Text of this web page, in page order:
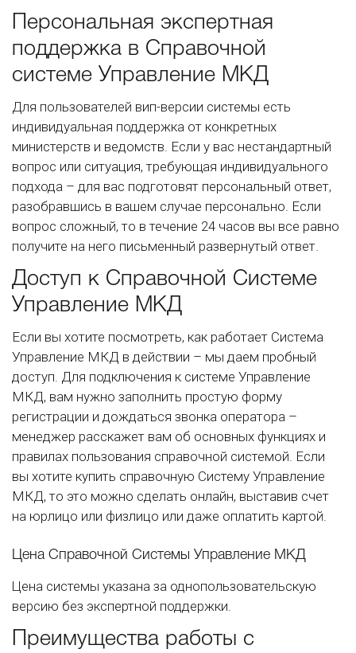
Персональная экспертная
поддержка в Справочной
системе Управление МКД
Для пользователей вип-версии системы есть
индивидуальная поддержка от конкретных
министерств и ведомств. Если у вас нестандартный
вопрос или ситуация, требующая индивидуального
подхода – для вас подготовят персональный ответ,
разобравшись в вашем случае персонально. Если
вопрос сложный, то в течение 24 часов вы все равно
получите на него письменный развернутый ответ.
Доступ к Справочной Системе
Управление МКД
Если вы хотите посмотреть, как работает Система
Управление МКД в действии – мы даем пробный
доступ. Для подключения к системе Управление
МКД, вам нужно заполнить простую форму
регистрации и дождаться звонка оператора –
менеджер расскажет вам об основных функциях и
правилах пользования справочной системой. Если
вы хотите купить справочную Систему Управление
МКД, то это можно сделать онлайн, выставив счет
на юрлицо или физлицо или даже оплатить картой.
Цена Справочной Системы Управление МКД
Цена системы указана за однопользовательскую
версию без экспертной поддержки.
Преимущества работы с